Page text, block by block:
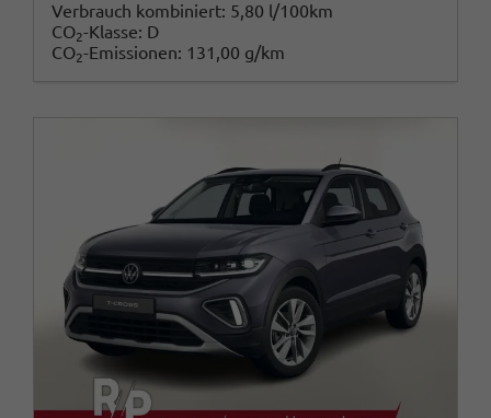
Verbrauch kombiniert: 5,80 l/100km
CO2-Klasse: D
CO2-Emissionen: 131,00 g/km